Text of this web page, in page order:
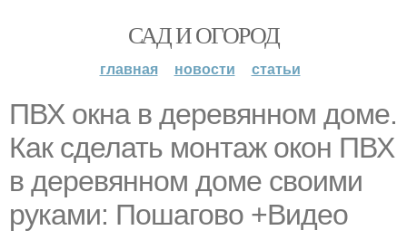
САД И ОГОРОД
главная новости статьи
ПВХ окна в деревянном доме.
Как сделать монтаж окон ПВХ
в деревянном доме своими
руками: Пошагово +Видео